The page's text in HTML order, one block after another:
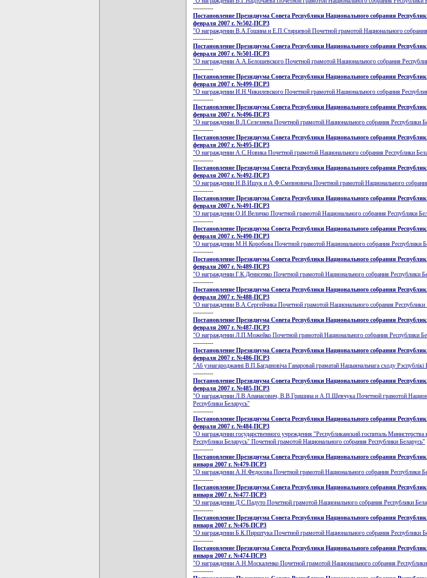
----------
Постановление Президиума Совета Республики Национального собрания
февраля 2007 г. №502-ПСР3
"О награждении В.А.Гошина и Е.П.Старцевой Почетной грамотой Национального
----------
Постановление Президиума Совета Республики Национального собрания
февраля 2007 г. №501-ПСР3
"О награждении А.А.Белошевского Почетной грамотой Национального собрания
----------
Постановление Президиума Совета Республики Национального собрания
февраля 2007 г. №499-ПСР3
"О награждении И.Н.Чикилевского Почетной грамотой Национального собрания
----------
Постановление Президиума Совета Республики Национального собрания
февраля 2007 г. №496-ПСР3
"О награждении В.Л.Селезнева Почетной грамотой Национального собрания Республики
----------
Постановление Президиума Совета Республики Национального собрания
февраля 2007 г. №495-ПСР3
"О награждении А.С.Новика Почетной грамотой Национального собрания Республики
----------
Постановление Президиума Совета Республики Национального собрания
февраля 2007 г. №492-ПСР3
"О награждении Н.В.Ищук и А.Ф.Смеяновича Почетной грамотой Национального
----------
Постановление Президиума Совета Республики Национального собрания
февраля 2007 г. №491-ПСР3
"О награждении О.И.Величко Почетной грамотой Национального собрания Республики
----------
Постановление Президиума Совета Республики Национального собрания
февраля 2007 г. №490-ПСР3
"О награждении М.Н.Коробова Почетной грамотой Национального собрания Республики
----------
Постановление Президиума Совета Республики Национального собрания
февраля 2007 г. №489-ПСР3
"О награждении Г.К.Денисенко Почетной грамотой Национального собрания Республики
----------
Постановление Президиума Совета Республики Национального собрания
февраля 2007 г. №488-ПСР3
"О награждении В.А.Сергейчика Почетной грамотой Национального собрания Республики
----------
Постановление Президиума Совета Республики Национального собрания
февраля 2007 г. №487-ПСР3
"О награждении Л.П.Можейко Почетной грамотой Национального собрания Республики
----------
Постановление Президиума Совета Республики Национального собрания
февраля 2007 г. №486-ПСР3
"Аб узнагароджаннi В.П.Багдановiча Ганаровай граматай Нацыянальнага сходу Рэспублiкi
----------
Постановление Президиума Совета Республики Национального собрания
февраля 2007 г. №485-ПСР3
"О награждении Л.В.Апанасович, В.В.Гришина и А.П.Шевчука Почетной грамотой
Республики Беларусь"
----------
Постановление Президиума Совета Республики Национального собрания
февраля 2007 г. №484-ПСР3
"О награждении государственного учреждения "Республиканский госпиталь Министерства
Республики Беларусь" Почетной грамотой Национального собрания Республики Беларусь"
----------
Постановление Президиума Совета Республики Национального собрания
января 2007 г. №479-ПСР3
"О награждении А.Н.Федосова Почетной грамотой Национального собрания Республики
----------
Постановление Президиума Совета Республики Национального собрания
января 2007 г. №477-ПСР3
"О награждении Д.С.Падуто Почетной грамотой Национального собрания Республики
----------
Постановление Президиума Совета Республики Национального собрания
января 2007 г. №476-ПСР3
"О награждении Б.К.Пирштука Почетной грамотой Национального собрания Республики
----------
Постановление Президиума Совета Республики Национального собрания
января 2007 г. №474-ПСР3
"О награждении А.Н.Москаленко Почетной грамотой Национального собрания
----------